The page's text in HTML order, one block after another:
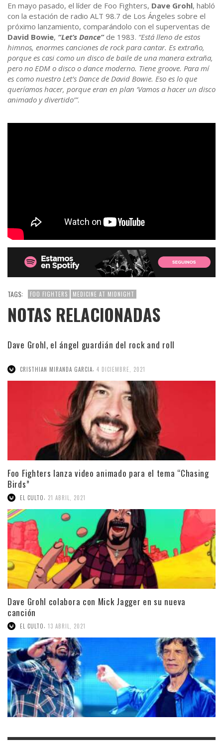
En mayo pasado, el líder de Foo Fighters, Dave Grohl, habló
con la estación de radio ALT 98.7 de Los Ángeles sobre el
próximo lanzamiento, comparándolo con el superventas de
David Bowie, “Let’s Dance”de 1983. “Está lleno de estos
himnos, enormes canciones de rock para cantar. Es extraño,
porque es casi como un disco de baile de una manera extraña,
pero no EDM o disco o dance moderno. Tiene groove. Para mí
es como nuestro Let’s Dance de David Bowie. Eso es lo que
queríamos hacer, porque eran en plan ‘Vamos a hacer un disco
animado y divertido’”.
TAGS: FOO FIGHTERS MEDICINE AT MIDNIGHT
NOTAS RELACIONADAS
Dave Grohl, el ángel guardián del rock and roll
CRISTHIAN MIRANDA GARCIA, 4 DICIEMBRE, 2021
Foo Fighters lanza video animado para el tema “Chasing
Birds”
EL CULTO, 21 ABRIL, 2021
Dave Grohl colabora con Mick Jagger en su nueva
canción
EL CULTO 13 ABRIL, 2021